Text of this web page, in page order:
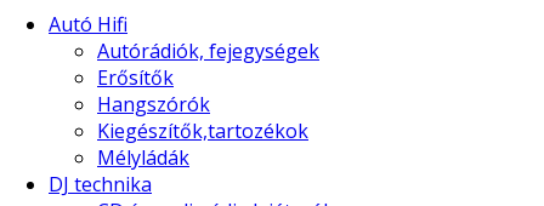
Autó Hifi
Autórádiók, fejegységek
Erősítők
Hangszórók
Kiegészítők,tartozékok
Mélyládák
DJ technika